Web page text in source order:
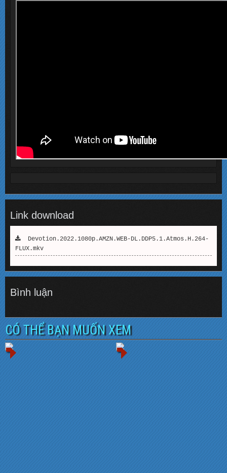
Link download
Devotion.2022.1080p.AMZN.WEB-DL.DDP5.1.Atmos.H.264-
FLUX.mkv
Bình luận
CÓ THỂ BẠN MUỐN XEM